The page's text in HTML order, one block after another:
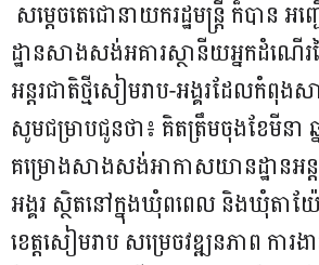
សម្ដេចតេជោនាយករដ្ឋមន្ត្រី ក៏បាន អ
ដ្ឋានសាងសង់អគារស្ថានីយអ្នកដំណើរ
អន្តរជាតិថ្មីសៀមរាប-អង្គរដែលកំពុ
សូមជម្រាបជូនថា៖ គិតត្រឹមចុងខែមីនា
គម្រោងសាងសង់អាកាសយានដ្ឋានអន្ត
អង្គរ ស្ថិតនៅក្នុងឃុំពពេល និងឃុំតា
ខេត្តសៀមរាប សម្រេចវឌ្ឍនភាព ការង